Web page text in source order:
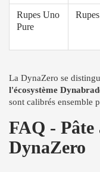
Rupes Uno
Pure
Rupes
La DynaZero se
l'écosystème
sont calibrés ensemble
FAQ -
DynaZero